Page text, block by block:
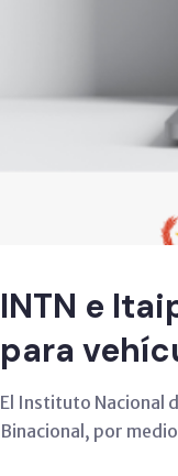
INTN e
para
El Instituto Nacional
Binacional, por